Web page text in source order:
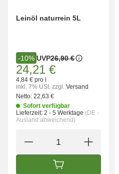
Leinöl naturrein 5L
-10% UVP26,90 €
24,21 €
4,84 € pro l
inkl. 7% USt. zzgl. Versand
Netto: 22,63 €
Sofort verfügbar
Lieferzeit: 2 - 5 Werktage (DE -
Ausland abweichend)
IN DEN